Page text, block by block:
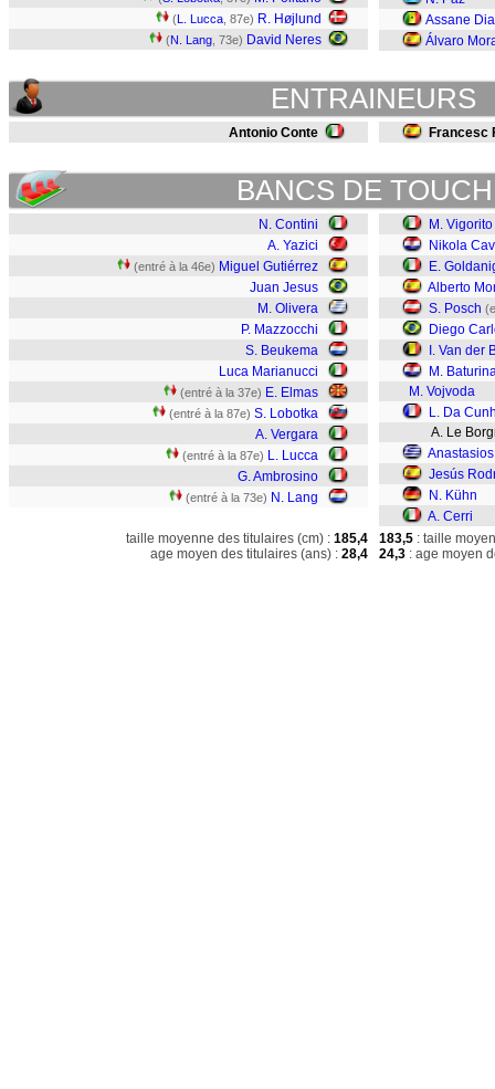
(L. Lucca , 87e) R. Højlund
(N. Lang , 73e) David Neres
Assane
Álvaro
ENTRAINEURS
Antonio Conte Francesc
BANCS DE
N. Contini
A. Yazici
(entré à la 46e) Miguel Gutiérrez
Juan Jesus
M. Olivera
P. Mazzocchi
S. Beukema
Luca Marianucci
(entré à la 37e) E. Elmas
(entré à la 87e) S. Lobotka
A. Vergara
(entré à la 87e) L. Lucca
G. Ambrosino
(entré à la 73e) N. Lang
M. Vigorito
Nikola
E.
Alberto
S. Posch
Diego
I. Van der
M.
M. Vojvoda
L. Da
A. Le
Jesús
N. Kühn
A. Cerri
taille moyenne des titulaires (cm) : 185,4
age moyen des titulaires (ans) : 28,4
183,5 : taille
24,3 : age moyen